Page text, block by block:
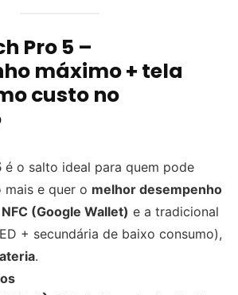
Pro 5 –
máximo + tela
custo no
é o salto ideal para quem pode
e quer o melhor desempenho
NFC (Google Wallet) e a tradicional
+ secundária de baixo consumo),
.